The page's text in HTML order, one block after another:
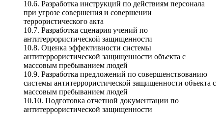
10.6. Разработка инструкций по действиям персонала
при угрозе совершения и совершении
террористического акта
10.7. Разработка сценария учений по
антитеррористической защищенности
10.8. Оценка эффективности системы
антитеррористической защищенности объекта с
массовым пребыванием людей
10.9. Разработка предложений по совершенствованию
системы антитеррористической защищенности объекта с
массовым пребыванием людей
10.10. Подготовка отчетной документации по
антитеррористической защищенности